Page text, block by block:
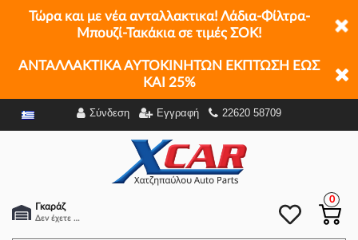
Τώρα και με νέα ανταλλακτικα! Λάδια-Φίλτρα-
Μπουζί-Τακάκια σε τιμές ΣΟΚ!
ΑΝΤΑΛΛΑΚΤΙΚΑ ΑΥΤΟΚΙΝΗΤΩΝ ΕΚΠΤΩΣΗ ΕΩΣ
ΚΑΙ 25%
Σύνδεση Εγγραφή 22620 58709
Γκαράζ
Δεν έχετε επιλέξει αμάξι.
0
Φίλτρα